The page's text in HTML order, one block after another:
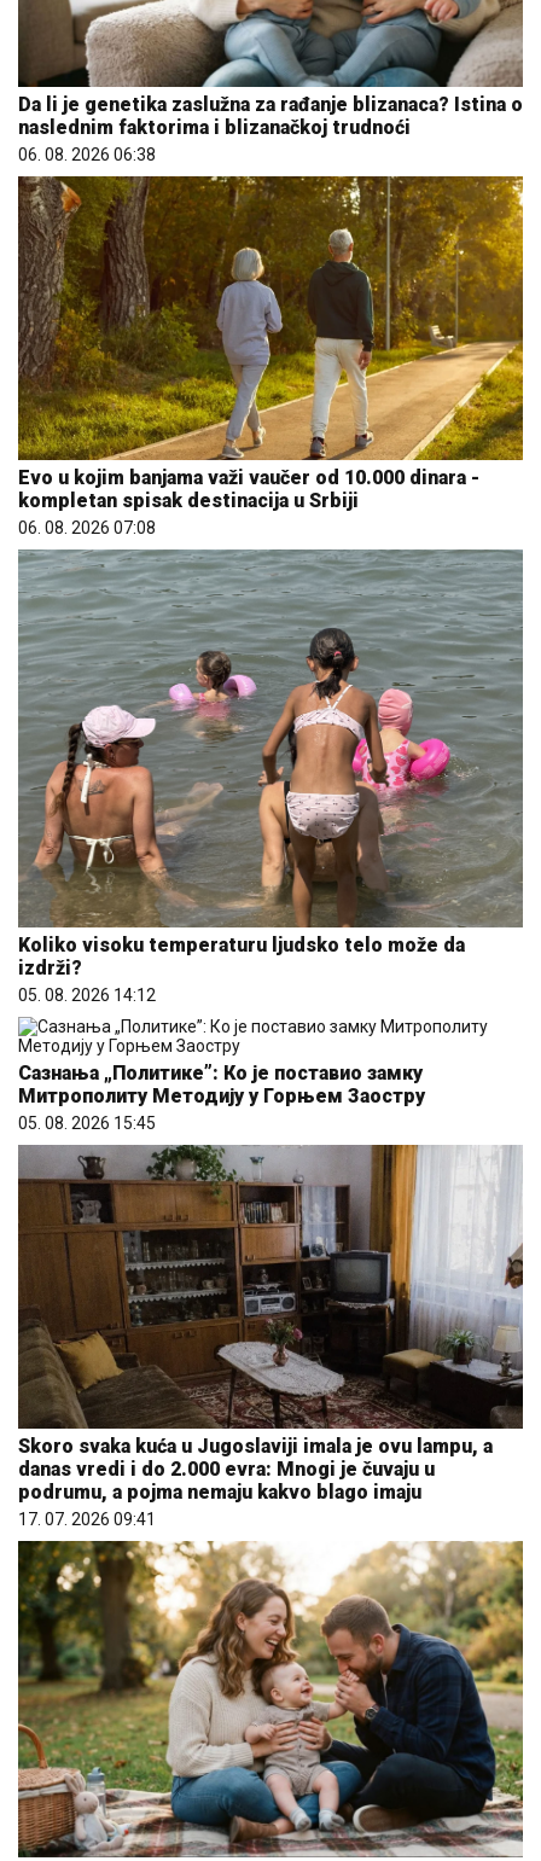
Da li je genetika zaslužna za rađanje blizanaca? Istina o
naslednim faktorima i blizanačkoj trudnoći
06. 08. 2026 06:38
Evo u kojim banjama važi vaučer od 10.000 dinara -
kompletan spisak destinacija u Srbiji
06. 08. 2026 07:08
Koliko visoku temperaturu ljudsko telo može da
izdrži?
05. 08. 2026 14:12
Сазнања „Политике”: Ко је поставио замку
Митрополиту Методију у Горњем Заостру
05. 08. 2026 15:45
Skoro svaka kuća u Jugoslaviji imala je ovu lampu, a
danas vredi i do 2.000 evra: Mnogi je čuvaju u
podrumu, a pojma nemaju kakvo blago imaju
17. 07. 2026 09:41